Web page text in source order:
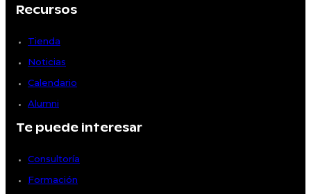
Recursos
Tienda
Noticias
Calendario
Alumni
Te puede interesar
Consultoría
Formación